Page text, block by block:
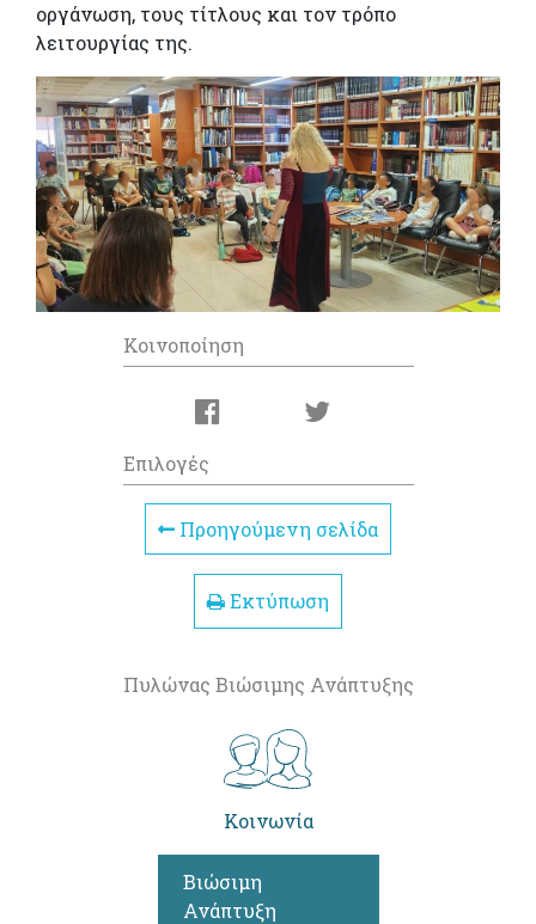
οργάνωση, τους τίτλους και τον τρόπο
λειτουργίας της.
Κοινοποίηση
Επιλογές
Προηγούμενη σελίδα
Εκτύπωση
Πυλώνας Βιώσιμης Ανάπτυξης
Κοινωνία
Βιώσιμη
Ανάπτυξη